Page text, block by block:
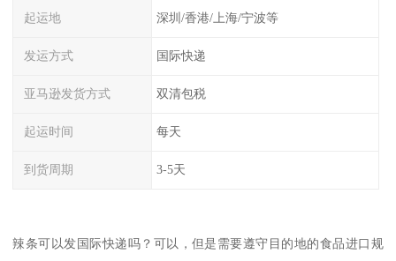
起运地 深圳/香港/上海/宁波等
发运方式 国际快递
亚马逊发货方式 双清包税
起运时间 每天
到货周期 3-5天
辣条可以发国际快递吗？可以，但是需要遵守目的地的食品进口规